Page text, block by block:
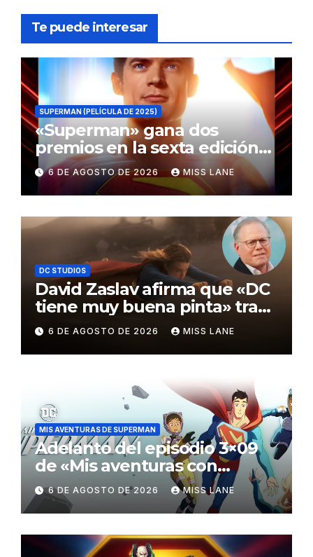
Te puede interesar
SUPERMAN (PELÍCULA DE 2025)
«Superman» gana dos
premios en la sexta edición
de los Critics Choice Super
Awards
6 DE AGOSTO DE 2026 MISS LANE
DC STUDIOS
David Zaslav afirma que «DC
tiene muy buena pinta» tras
el fracaso de «Supergirl»
6 DE AGOSTO DE 2026 MISS LANE
MIS AVENTURAS DE SUPERMAN
Adelanto del episodio 3×09
de «Mis aventuras con
Superman»
6 DE AGOSTO DE 2026 MISS LANE